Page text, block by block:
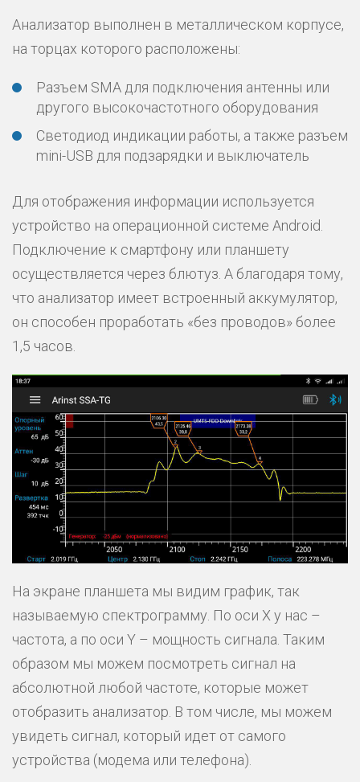
Анализатор выполнен в металлическом корпусе,
на торцах которого расположены:
Разъем SMA для подключения антенны или
другого высокочастотного оборудования
Светодиод индикации работы, а также разъем
mini-USB для подзарядки и выключатель
Для отображения информации используется
устройство на операционной системе Android.
Подключение к смартфону или планшету
осуществляется через блютуз. А благодаря тому,
что анализатор имеет встроенный аккумулятор,
он способен проработать «без проводов» более
1,5 часов.
На экране планшета мы видим график, так
называемую спектрограмму. По оси Х у нас –
частота, а по оси Y – мощность сигнала. Таким
образом мы можем посмотреть сигнал на
абсолютной любой частоте, которые может
отобразить анализатор. В том числе, мы можем
увидеть сигнал, который идет от самого
устройства (модема или телефона).